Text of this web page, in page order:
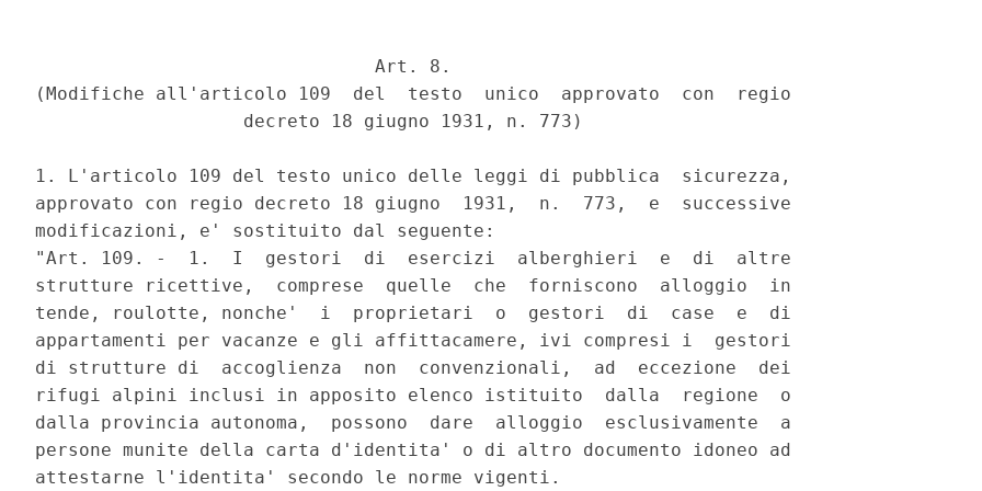
                               Art. 8.
(Modifiche all'articolo 109  del  testo  unico  approvato  con  regio
                   decreto 18 giugno 1931, n. 773)
1. L'articolo 109 del testo unico delle leggi di pubblica  sicurezza,
approvato con regio decreto 18 giugno  1931,  n.  773,  e  successive
modificazioni, e' sostituito dal seguente:
"Art. 109. -  1.  I  gestori  di  esercizi  alberghieri  e  di  altre
strutture ricettive,  comprese  quelle  che  forniscono  alloggio  in
tende, roulotte, nonche'  i  proprietari  o  gestori  di  case  e  di
appartamenti per vacanze e gli affittacamere, ivi compresi i  gestori
di strutture di  accoglienza  non  convenzionali,  ad  eccezione  dei
rifugi alpini inclusi in apposito elenco istituito  dalla  regione  o
dalla provincia autonoma,  possono  dare  alloggio  esclusivamente  a
persone munite della carta d'identita' o di altro documento idoneo ad
attestarne l'identita' secondo le norme vigenti.